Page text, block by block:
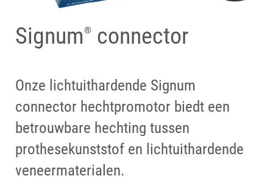
Signum® connector
Onze lichtuithardende Signum
connector hechtpromotor biedt een
betrouwbare hechting tussen
prothesekunststof en lichtuithardende
veneermaterialen.